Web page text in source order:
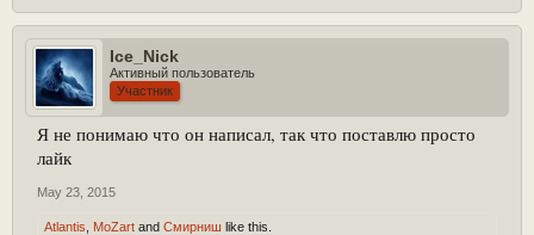
Ice_Nick
Активный пользователь
Участник
Я не понимаю что он написал, так что поставлю просто
лайк
May 23, 2015
Atlantis MoZart and Смирниш like this.